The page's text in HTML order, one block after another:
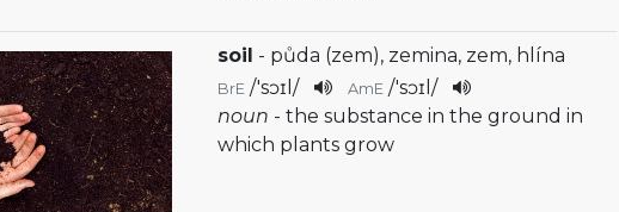
soil - půda (zem), zemina, zem, hlína
BrE /'sɔɪl/ AmE /'sɔɪl/
noun - the substance in the ground in
which plants grow